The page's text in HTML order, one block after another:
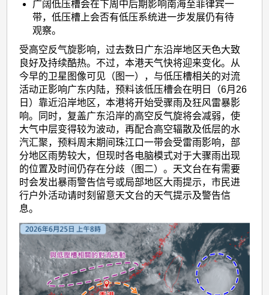
广阔低压槽会在下周中后期影响南海至菲律宾一
带，低压槽上会否有低压系统进一步发展仍有待
观察。
受高空反气旋影响，过去数日广东沿岸地区天色大致
良好及持续酷热。不过，本港天气快将迎来变化。从
今早的卫星图像可见（图一），与低压槽相关的对流
活动正影响广东内陆，预料该低压槽会在明日（6月26
日）靠近沿岸地区，本港将开始受骤雨及狂风雷暴影
响。同时，复盖广东沿岸的高空反气旋将会减弱，使
大气中层变得较为波动，再配合高空辐散及低层的水
汽汇聚，预料周末期间珠江口一带会受雷雨影响，部
分地区雨势较大，但现时各电脑模式对于大骤雨出现
的位置及时间仍存在分歧（图二）。天文台在有需要
时会发出暴雨警告信号或局部地区大雨提示，市民进
行户外活动请时刻留意天文台的天气提示及警告信
息。